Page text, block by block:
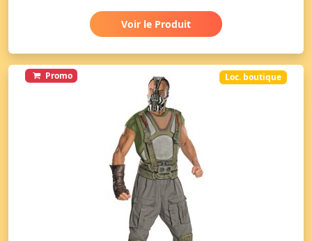
Voir le Produit
Promo Loc. boutique